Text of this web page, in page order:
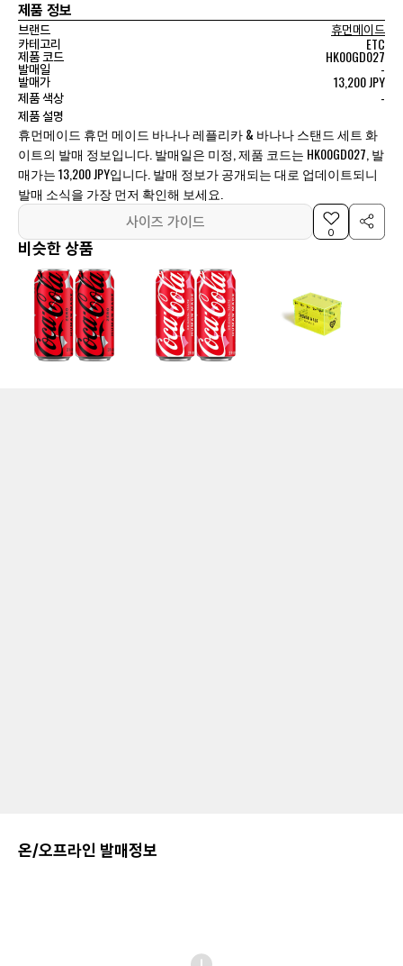
제품 정보
브랜드
휴먼메이드
카테고리
ETC
제품 코드 HK00GD027
발매일 -
발매가 13,200 JPY
제품 색상 -
제품 설명
휴먼메이드 휴먼 메이드 바나나 레플리카 & 바나나 스탠드 세트 화
이트의 발매 정보입니다. 발매일은 미정, 제품 코드는 HK00GD027, 발
매가는 13,200 JPY입니다. 발매 정보가 공개되는 대로 업데이트되니
발매 소식을 가장 먼저 확인해 보세요.
사이즈 가이드
0
비슷한 상품
온/오프라인 발매정보